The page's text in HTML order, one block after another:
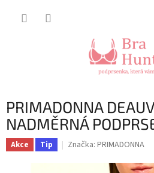
PRIMADONNA
NADMĚRNÁ
Akce Tip Značka: PRIMADONNA